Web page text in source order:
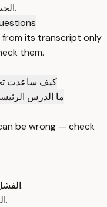
الحب، الفشل، والموت مع دروس قيمة للحياة.
from its transcript only
them.
كيف ساعدت
ما الدرس
be wrong — check
الفشل ليس نهاية الطريق بل بداية لفرص جديدة.
الثقة في المستقبل مهمة رغم عدم وضوحه.